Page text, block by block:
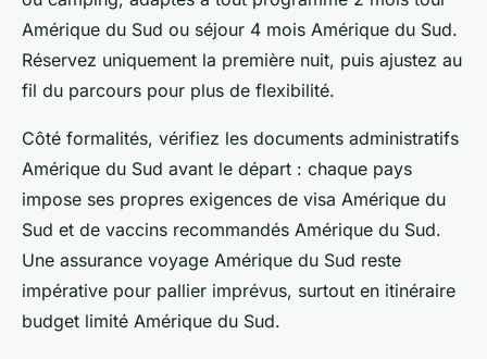
Amérique du Sud ou séjour 4 mois Amérique du Sud.
Réservez uniquement la première nuit, puis ajustez au
fil du parcours pour plus de flexibilité.
Côté formalités, vérifiez les documents administratifs
Amérique du Sud avant le départ : chaque pays
impose ses propres exigences de visa Amérique du
Sud et de vaccins recommandés Amérique du Sud.
Une assurance voyage Amérique du Sud reste
impérative pour pallier imprévus, surtout en itinéraire
budget limité Amérique du Sud.